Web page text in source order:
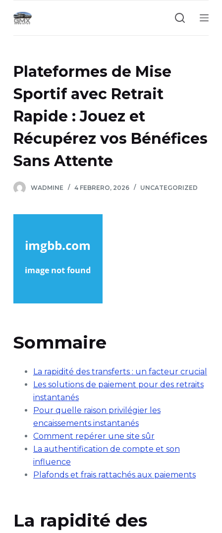
a
a
e
o
Plateformes de Mise
Sportif avec Retrait
Rapide : Jouez et
Récupérez vos Bénéfices
Sans Attente
WADMINE 4 FEBRERO, 2026 UNCATEGORIZED
Sommaire
La rapidité des transferts : un facteur crucial
Les solutions de paiement pour des retraits
instantanés
Pour quelle raison privilégier les
encaissements instantanés
Comment repérer une site sûr
La authentification de compte et son
influence
Plafonds et frais rattachés aux paiements
La rapidité des